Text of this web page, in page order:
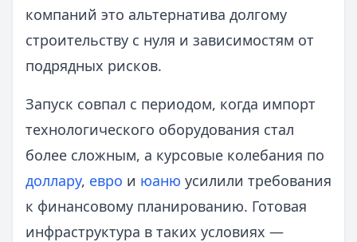
компаний это альтернатива долгому
строительству с нуля и зависимостям от
подрядных рисков.
Запуск совпал с периодом, когда импорт
технологического оборудования стал
более сложным, а курсовые колебания по
доллару, евро и юаню усилили требования
к финансовому планированию. Готовая
инфраструктура в таких условиях —